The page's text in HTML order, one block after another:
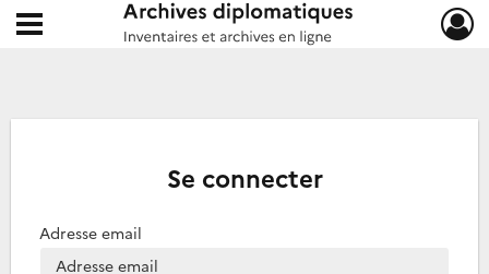
Archives diplomatiques
Ouvrir le menu déroulant
Se connecter
Adresse email